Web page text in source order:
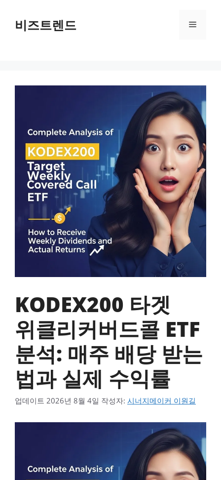
건너뛰기비즈트렌드 메뉴
KODEX200 타겟
위클리커버드콜 ETF
분석: 매주 배당 받는
법과 실제 수익률
업데이트 2026년 8월 4일 작성자: 시너지메이커 이원길